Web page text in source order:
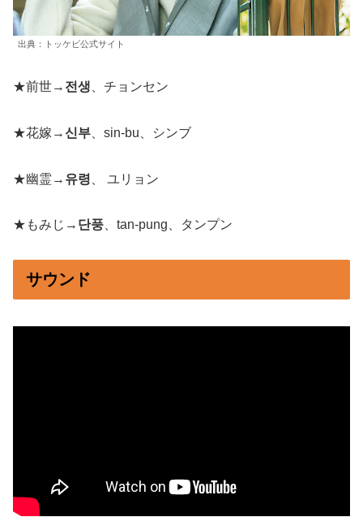
出典：トッケビ公式サイト
★前世→ 전생 、チョンセン
★花嫁→신부 、sin-bu、シンブ
★幽霊→ 유령 、 ユリョン
★もみじ→ 단풍 、tan-pung、タンプン
サウンド